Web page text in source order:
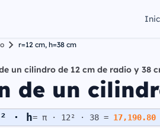
r=12 cm, h=38 cm
un cilindro de 12 cm de radio y 38
de un
· h= π · 12² · 38 = 17,190.80